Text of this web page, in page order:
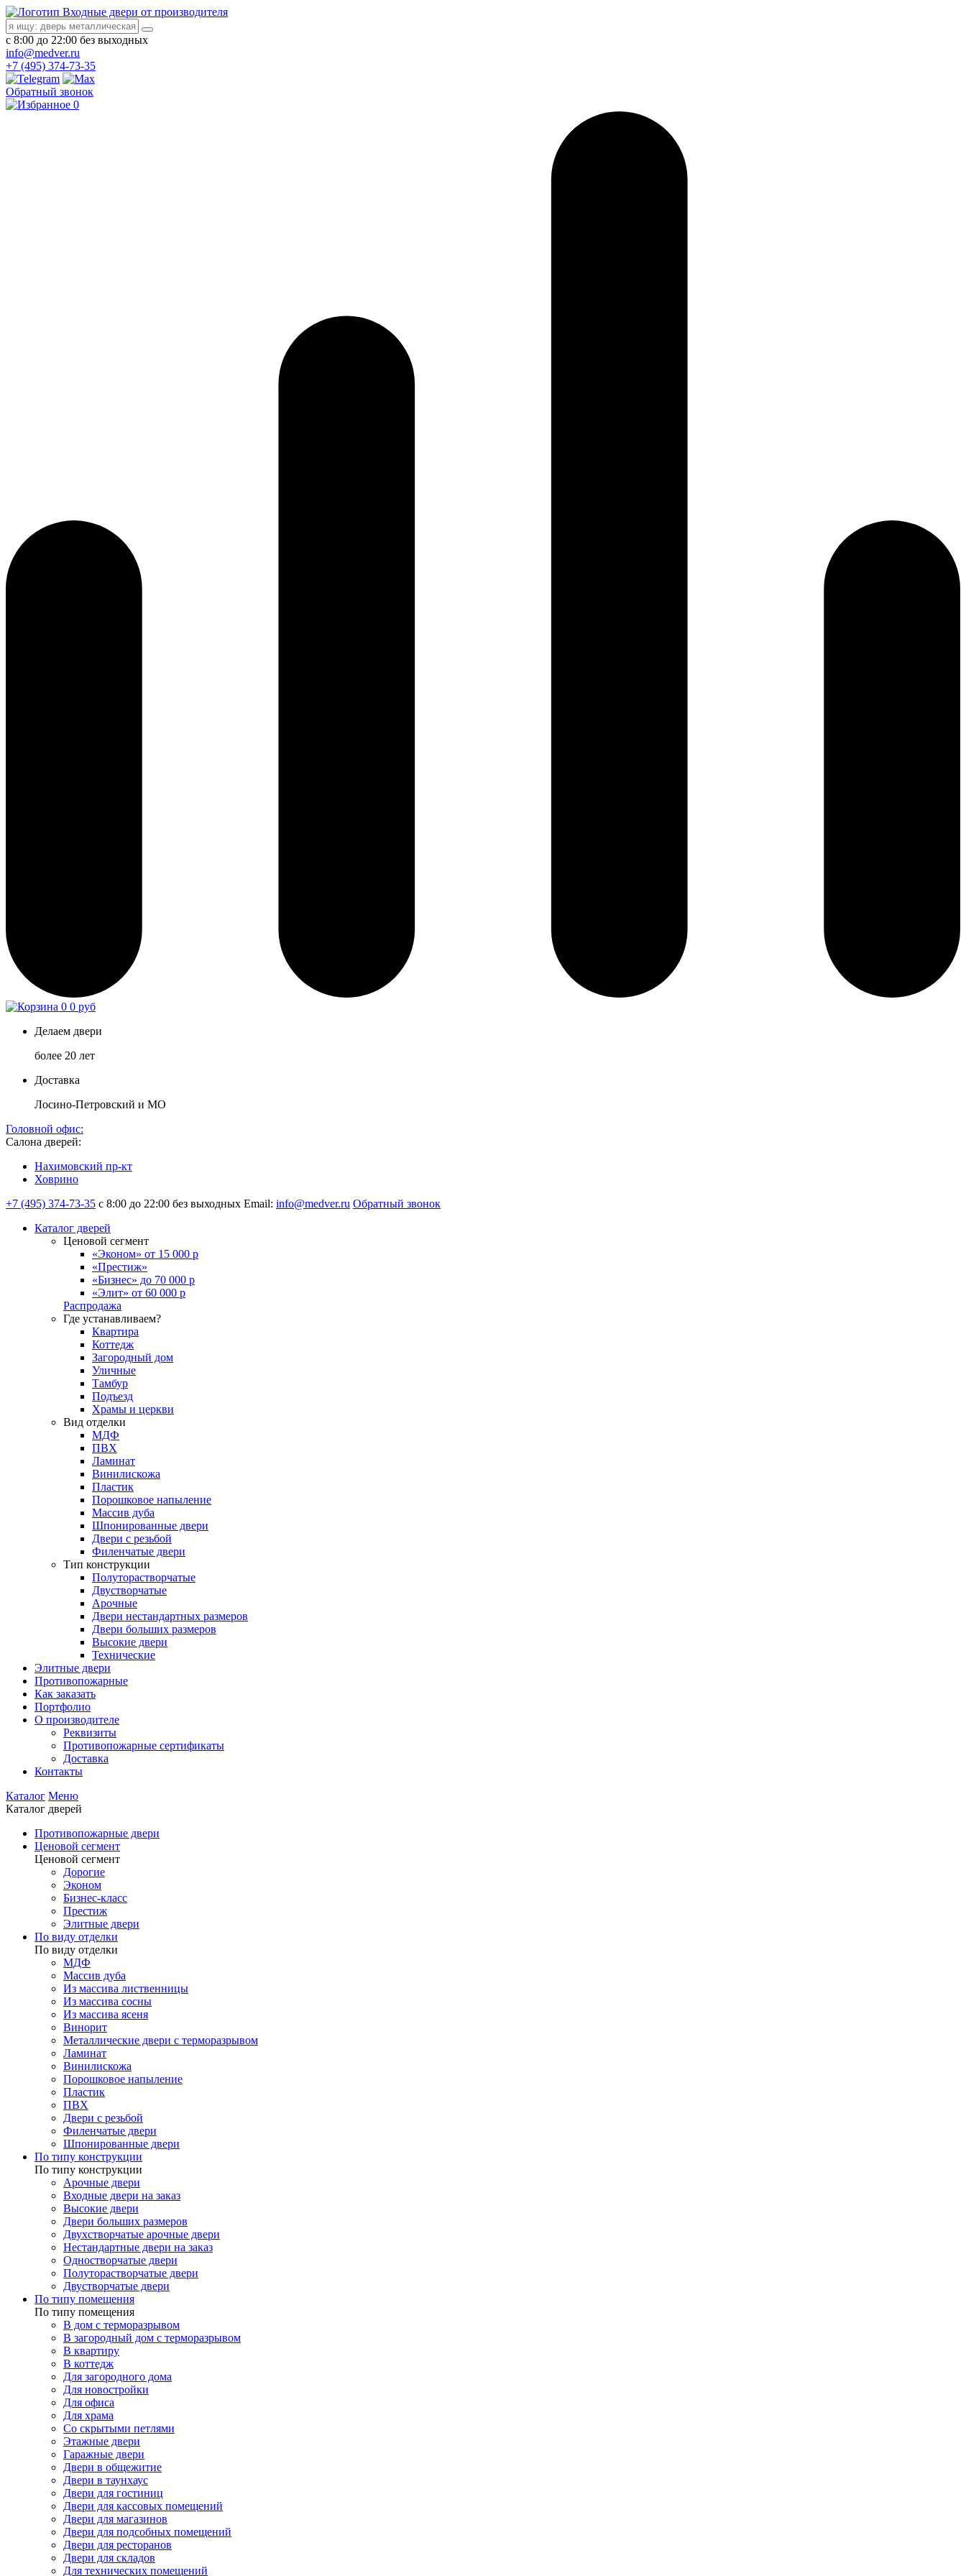
Входные двери от производителя
с 8:00 до 22:00 без выходных
info@medver.ru
+7 (495) 374-73-35
Обратный звонок
0
0 0 руб
Делаем двери
более 20 лет
Доставка
Лосино-Петровский и МО
Головной офис:
Салона дверей:
Нахимовский пр-кт
Ховрино
+7 (495) 374-73-35 с 8:00 до 22:00 без выходных Email: info@medver.ru Обратный звонок
Каталог дверей
Ценовой сегмент
«Эконом» от 15 000 р
«Престиж»
«Бизнес» до 70 000 р
«Элит» от 60 000 р
Распродажа
Где устанавливаем?
Квартира
Коттедж
Загородный дом
Уличные
Тамбур
Подъезд
Храмы и церкви
Вид отделки
МДФ
ПВХ
Ламинат
Винилискожа
Пластик
Порошковое напыление
Массив дуба
Шпонированные двери
Двери с резьбой
Филенчатые двери
Тип конструкции
Полуторастворчатые
Двустворчатые
Арочные
Двери нестандартных размеров
Двери больших размеров
Высокие двери
Технические
Элитные двери
Противопожарные
Как заказать
Портфолио
О производителе
Реквизиты
Противопожарные сертификаты
Доставка
Контакты
Каталог Меню
Каталог дверей
Противопожарные двери
Ценовой сегмент
Ценовой сегмент
Дорогие
Эконом
Бизнес-класс
Престиж
Элитные двери
По виду отделки
По виду отделки
МДФ
Массив дуба
Из массива лиственницы
Из массива сосны
Из массива ясеня
Винорит
Металлические двери с терморазрывом
Ламинат
Винилискожа
Порошковое напыление
Пластик
ПВХ
Двери с резьбой
Филенчатые двери
Шпонированные двери
По типу конструкции
По типу конструкции
Арочные двери
Входные двери на заказ
Высокие двери
Двери больших размеров
Двухстворчатые арочные двери
Нестандартные двери на заказ
Одностворчатые двери
Полуторастворчатые двери
Двустворчатые двери
По типу помещения
По типу помещения
В дом с терморазрывом
В загородный дом с терморазрывом
В квартиру
В коттедж
Для загородного дома
Для новостройки
Для офиса
Для храма
Со скрытыми петлями
Этажные двери
Гаражные двери
Двери в общежитие
Двери в таунхаус
Двери для гостиниц
Двери для кассовых помещений
Двери для магазинов
Двери для подсобных помещений
Двери для ресторанов
Двери для складов
Для технических помещений